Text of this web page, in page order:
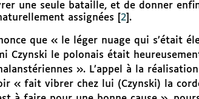
une seule bataille, et de donner
assignées
2] .
que « le léger nuage qui s’était
Czynski le polonais était
». L’appel à la
« fait vibrer chez lui (Czynski) la